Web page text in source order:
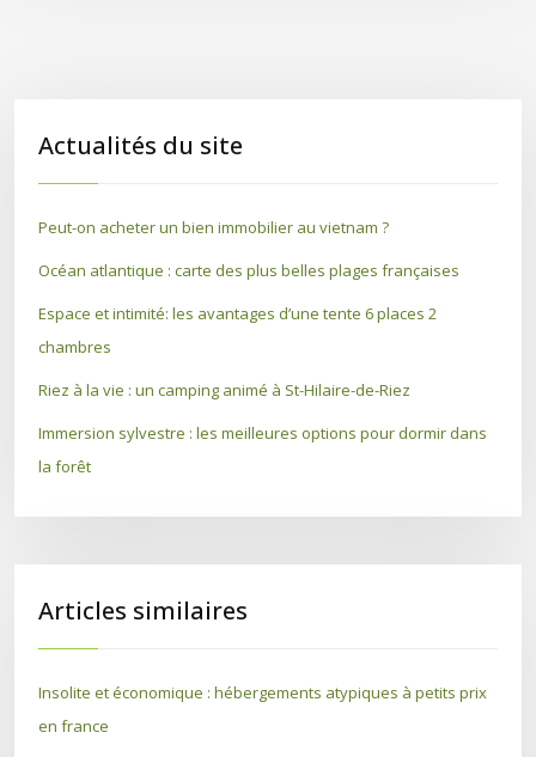
Actualités du site
Peut-on acheter un bien immobilier au vietnam ?
Océan atlantique : carte des plus belles plages françaises
Espace et intimité: les avantages d’une tente 6 places 2
chambres
Riez à la vie : un camping animé à St-Hilaire-de-Riez
Immersion sylvestre : les meilleures options pour dormir dans
la forêt
Articles similaires
Insolite et économique : hébergements atypiques à petits prix
en france